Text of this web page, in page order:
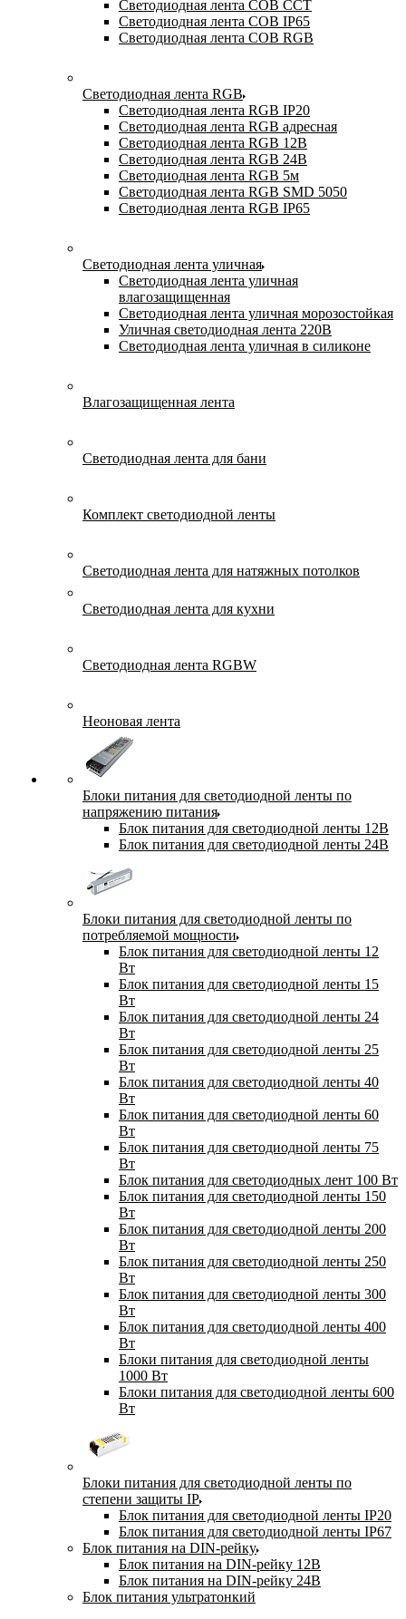
Светодиодная лента COB CCT
Светодиодная лента COB IP65
Светодиодная лента COB RGB
Светодиодная лента RGB
Светодиодная лента RGB IP20
Светодиодная лента RGB адресная
Светодиодная лента RGB 12В
Светодиодная лента RGB 24В
Светодиодная лента RGB 5м
Светодиодная лента RGB SMD 5050
Светодиодная лента RGB IP65
Светодиодная лента уличная
Светодиодная лента уличная
влагозащищенная
Светодиодная лента уличная морозостойкая
Уличная светодиодная лента 220В
Светодиодная лента уличная в силиконе
Влагозащищенная лента
Светодиодная лента для бани
Комплект светодиодной ленты
Светодиодная лента для натяжных потолков
Светодиодная лента для кухни
Светодиодная лента RGBW
Неоновая лента
Блоки питания для светодиодной ленты по
напряжению питания
Блок питания для светодиодной ленты 12В
Блок питания для светодиодной ленты 24В
Блоки питания для светодиодной ленты по
потребляемой мощности
Блок питания для светодиодной ленты 12
Вт
Блок питания для светодиодной ленты 15
Вт
Блок питания для светодиодной ленты 24
Вт
Блок питания для светодиодной ленты 25
Вт
Блок питания для светодиодной ленты 40
Вт
Блок питания для светодиодной ленты 60
Вт
Блок питания для светодиодной ленты 75
Вт
Блок питания для светодиодных лент 100 Вт
Блок питания для светодиодной ленты 150
Вт
Блок питания для светодиодной ленты 200
Вт
Блок питания для светодиодной ленты 250
Вт
Блок питания для светодиодной ленты 300
Вт
Блок питания для светодиодной ленты 400
Вт
Блоки питания для светодиодной ленты
1000 Вт
Блоки питания для светодиодной ленты 600
Вт
Блоки питания для светодиодной ленты по
степени защиты IP
Блок питания для светодиодной ленты IP20
Блок питания для светодиодной ленты IP67
Блок питания на DIN-рейку
Блок питания на DIN-рейку 12В
Блок питания на DIN-рейку 24В
Блок питания ультратонкий